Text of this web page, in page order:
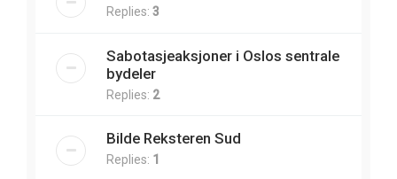
Replies: 3
Sabotasjeaksjoner i Oslos sentrale
bydeler
Replies: 2
Bilde Reksteren Sud
Replies: 1